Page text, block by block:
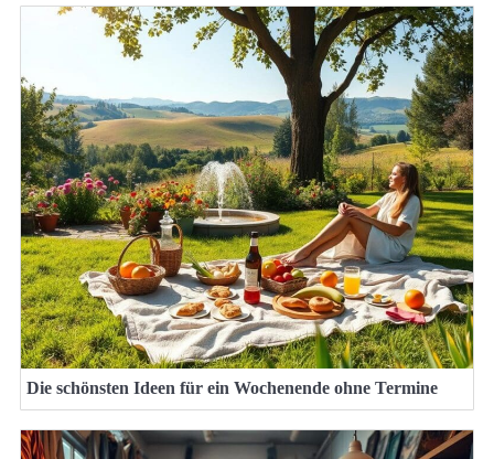
Die schönsten Ideen für ein Wochenende ohne Termine